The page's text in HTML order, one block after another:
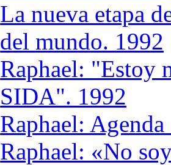
La nueva etapa
del mundo. 1992
Raphael: "Estoy
SIDA". 1992
Raphael:
Raphael: «No